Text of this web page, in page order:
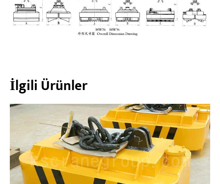
İlgili Ürünler